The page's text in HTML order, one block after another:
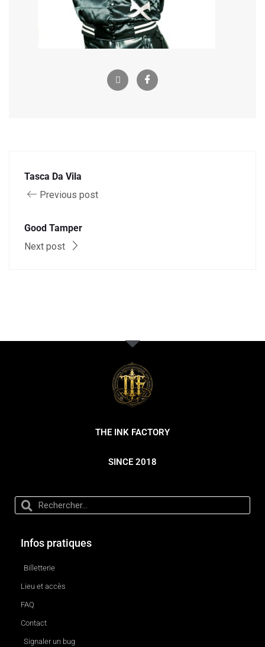
Tasca Da Vila
Previous post
Good Tamper
Next post
THE INK FACTORY
SINCE 2018
Infos pratiques
Billetterie
Lieu et accès
FAQ
Contact
Signaler un bug